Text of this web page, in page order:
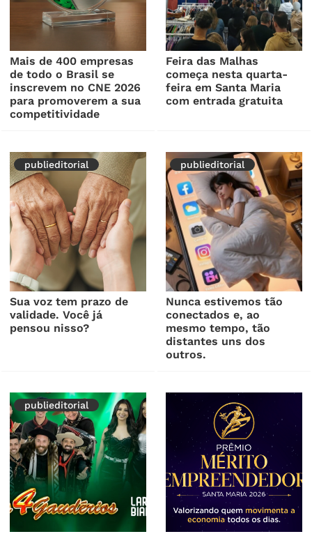
Mais de 400 empresas
de todo o Brasil se
inscrevem no CNE 2026
para promoverem a sua
competitividade
Feira das Malhas
começa nesta quarta-
feira em Santa Maria
com entrada gratuita
publieditorial
Sua voz tem prazo de
validade. Você já
pensou nisso?
publieditorial
Nunca estivemos tão
conectados e, ao
mesmo tempo, tão
distantes uns dos
outros.
publieditorial